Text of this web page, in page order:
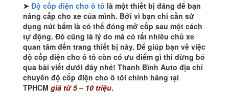
lượng
➤ Độ cốp điện cho ô tô là một thiết bị đáng để bạn
nâng cấp cho xe của mình. Bởi vì bạn chỉ cần sử
dụng nút bấm là có thể đóng mở cốp sau một cách
tự động. Đó cũng là lý do mà có rất nhiều chủ xe
quan tâm đến trang thiết bị này. Để giúp bạn về việc
độ cốp điện cho ô tô còn có ưu điểm gì thì đừng bỏ
qua bài viết dưới đây nhé! Thanh Bình Auto địa chỉ
chuyên độ cốp điện cho ô tôi chính hãng tại
TPHCM giá từ 5 – 10 triệu.